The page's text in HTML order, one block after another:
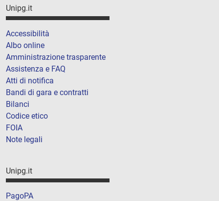
Unipg.it
Accessibilità
Albo online
Amministrazione trasparente
Assistenza e FAQ
Atti di notifica
Bandi di gara e contratti
Bilanci
Codice etico
FOIA
Note legali
Unipg.it
PagoPA